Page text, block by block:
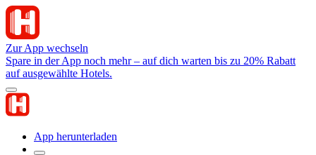
Zur App wechseln
Spare in der App noch mehr – auf dich warten bis zu 20% Rabatt
auf ausgewählte Hotels.
App herunterladen